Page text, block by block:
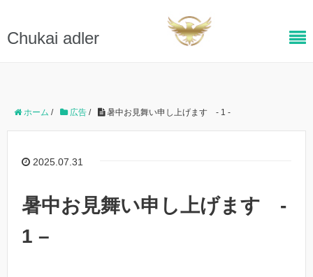
Chukai adler
ホーム / 広告 / 暑中お見舞い申し上げます - 1 -
2025.07.31
暑中お見舞い申し上げます -
1 –